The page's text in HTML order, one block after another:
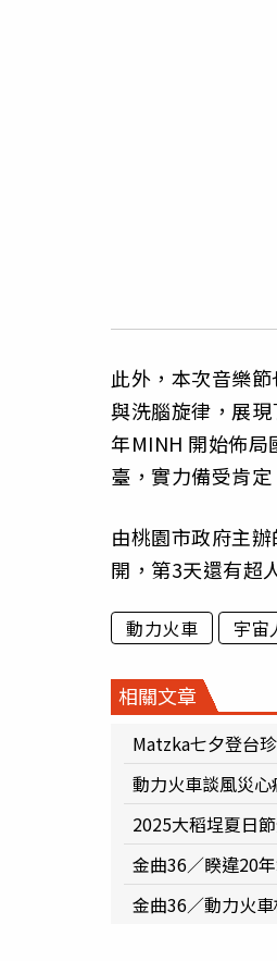
此外，本次音樂
與洗腦旋律，展
年MINH 開始佈
臺，實力備受肯定
由桃園市政府主
開，第3天還有超
動力火車 宇宙
相關文章
Matzka七夕登台
動力火車談風災
2025大稻埕夏日
金曲36／睽違20
金曲36／動力火